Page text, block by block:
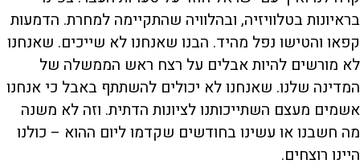
בראיונות בטלוויזיה, ובהלוויה שהתקיימה למחרת. הדמעות
קפאו והטישו נפל מהיד. הבנו שאנחנו לא שייכים. שאנחנו
לא מורשים להיות אבלים על רצח ראש הממשלה של
המדינה שלנו. שאנחנו לא יכולים להשתתף באבל כי אנחנו
אשמים מעצם השתייכותנו לציונות הדתית. וזה לא משנה
מה חשבנו או עשינו בחודשים שקדמו ליום ההוא – כולנו
היינו רוצחים.